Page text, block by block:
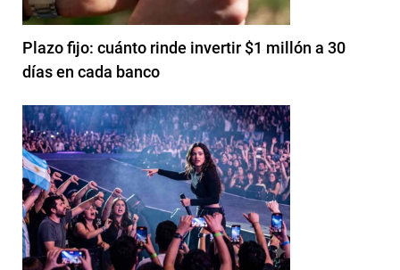
Plazo fijo: cuánto rinde invertir $1 millón a 30
días en cada banco